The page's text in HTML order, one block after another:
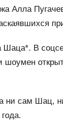
Алла
В
ни сам Шац,